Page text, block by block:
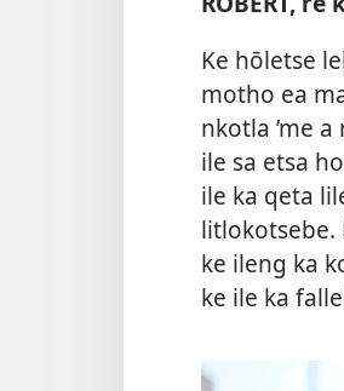
Ke hōletse
motho ea
nkotla ’me
ile sa etsa
ile ka qeta
litlokotsebe.
ke ileng ka
ke ile ka